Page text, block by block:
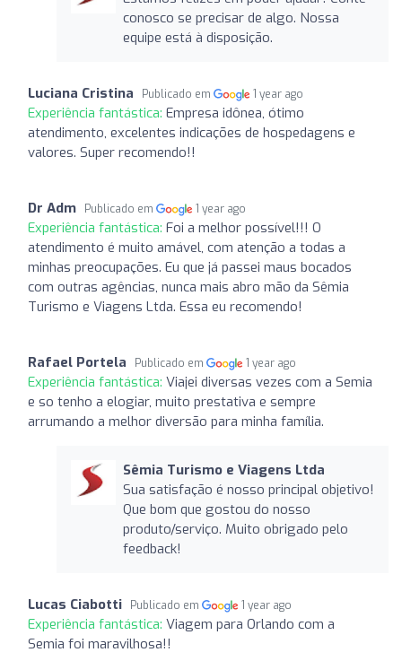
conosco se precisar de algo. Nossa
equipe está à disposição.
Luciana Cristina Publicado em 1 year ago
Experiência fantástica: Empresa idônea, ótimo
atendimento, excelentes indicações de hospedagens e
valores. Super recomendo!!
Dr Adm Publicado em 1 year ago
Experiência fantástica: Foi a melhor possível!!! O
atendimento é muito amável, com atenção a todas a
minhas preocupações. Eu que já passei maus bocados
com outras agências, nunca mais abro mão da Sêmia
Turismo e Viagens Ltda. Essa eu recomendo!
Rafael Portela Publicado em 1 year ago
Experiência fantástica: Viajei diversas vezes com a Semia
e so tenho a elogiar, muito prestativa e sempre
arrumando a melhor diversão para minha família.
Sêmia Turismo e Viagens Ltda
Sua satisfação é nosso principal objetivo!
Que bom que gostou do nosso
produto/serviço. Muito obrigado pelo
feedback!
Lucas Ciabotti Publicado em 1 year ago
Experiência fantástica: Viagem para Orlando com a
Semia foi maravilhosa!!